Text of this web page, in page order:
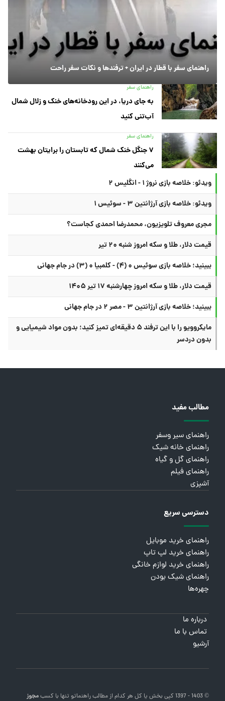
راهنمای سفر با قطار در ایران + ترفندها و نکات سفر راحت
راهنمای سفر
به جای دریا، در این رودخانه‌های خنک و زلال شمال
آب‌تنی کنید
راهنمای سفر
۷ جنگل خنک شمال که تابستان را برایتان بهشت
می‌کنند
ویدئو: خلاصه بازی نروژ ۱ - انگلیس ۲
ویدئو: خلاصه بازی آرژانتین ۳ - سوئیس ۱
مجری معروف تلویزیون، محمدرضا احمدی کجاست؟
قیمت دلار، طلا و سکه امروز شنبه ۲۰ تیر
ببینید؛ خلاصه بازی سوئیس ۰ (۴) - کلمبیا ۰ (۳) در جام جهانی
قیمت دلار، طلا و سکه امروز چهارشنبه ۱۷ تیر ۱۴۰۵
ببینید؛ خلاصه بازی آرژانتین ۳ - مصر ۲ در جام جهانی
مایکروویو را با این ترفند ۵ دقیقه‌ای تمیز کنید؛ بدون مواد شیمیایی و
بدون دردسر
مطالب مفید
راهنمای سیر وسفر
راهنمای خانه شیک
راهنمای گل و گیاه
راهنمای فیلم
آشپزی
دسترسی سریع
راهنمای خرید موبایل
راهنمای خرید لپ تاپ
راهنمای خرید لوازم خانگی
راهنمای شیک بودن
چهره‌ها
درباره ما
تماس با ما
آرشیو
© 1403 - 1397 کپی بخش یا کل هر کدام از مطالب راهنماتو تنها با کسبمجوز